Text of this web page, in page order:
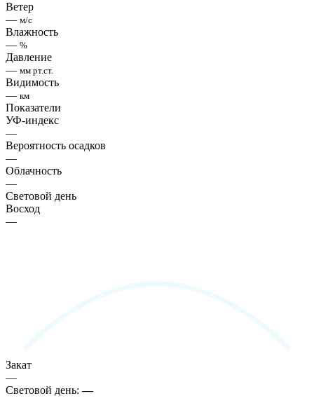
Ветер
— м/с
Влажность
— %
Давление
— мм рт.ст.
Видимость
— км
Показатели
УФ-индекс
—
Вероятность осадков
—
Облачность
—
Световой день
Восход
—
Закат
—
Световой день:—